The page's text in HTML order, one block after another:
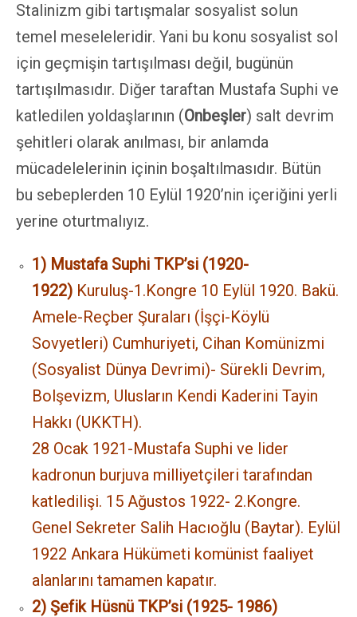
Stalinizm gibi tartışmalar sosyalist solun
temel meseleleridir. Yani bu konu sosyalist sol
için geçmişin tartışılması değil, bugünün
tartışılmasıdır. Diğer taraftan Mustafa Suphi ve
katledilen yoldaşlarının (Onbeşler) salt devrim
şehitleri olarak anılması, bir anlamda
mücadelelerinin içinin boşaltılmasıdır. Bütün
bu sebeplerden 10 Eylül 1920’nin içeriğini yerli
yerine oturtmalıyız.
1) Mustafa Suphi TKP’si (1920-
1922) Kuruluş-1.Kongre 10 Eylül 1920. Bakü.
Amele-Reçber Şuraları (İşçi-Köylü
Sovyetleri) Cumhuriyeti, Cihan Komünizmi
(Sosyalist Dünya Devrimi)- Sürekli Devrim,
Bolşevizm, Ulusların Kendi Kaderini Tayin
Hakkı (UKKTH).
28 Ocak 1921-Mustafa Suphi ve lider
kadronun burjuva milliyetçileri tarafından
katledilişi. 15 Ağustos 1922- 2.Kongre.
Genel Sekreter Salih Hacıoğlu (Baytar). Eylül
1922 Ankara Hükümeti komünist faaliyet
alanlarını tamamen kapatır.
2) Şefik Hüsnü TKP’si (1925- 1986)